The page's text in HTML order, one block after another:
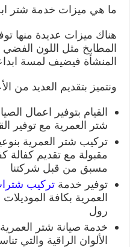
ما هي ميزات خدمة شتر
هناك ميزات عديدة منها
المطابخ مثل اللون الفضي
المنشأة فيضيف لمسة
ونتميز بتقديم العديد من
القيام بتوفير اعمال
شتر العمرية مع توفير
تركيب شتر العمرية
مقبولة مع تقديم كفالة
مسبق من قبل شركتنا
توفير خدمةتركيب
العمرية بكافة
رول
خدمة صيانة شتر
الألوان الراقية والتي